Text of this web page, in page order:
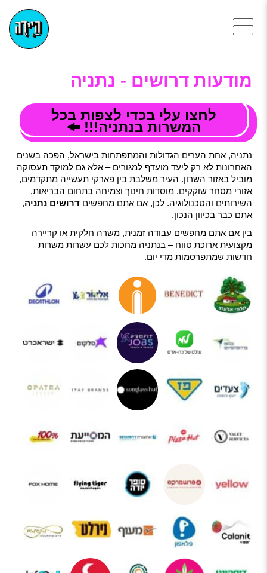
מודעות דרושים - נתניה
לחצו עלי בכדי לצפות בכל
המשרות בנתניה!!!
נתניה, אחת הערים הגדולות והמתפתחות בישראל, הפכה בשנים
האחרונות לא רק ליעד מועדף למגורים – אלא גם למוקד תעסוקה
מוביל באזור השרון. העיר משלבת בין פארקי תעשייה מתקדמים,
אזורי מסחר שוקקים, מוסדות חינוך וצמיחה בתחום הבריאות,
השירותים והטכנולוגיה. לכן, אם אתם מחפשים דרושים נתניה,
אתם כבר בכיוון הנכון.
בין אם אתם מחפשים עבודה זמנית, משרה חלקית או קריירה
מקצועית ארוכת טווח – בנתניה מחכות לכם עשרות משרות
חדשות שמתפרסמות מדי יום.